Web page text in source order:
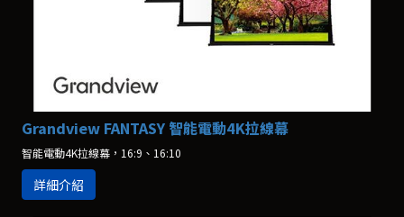
Grandview FANTASY 智能電動4K拉線幕
智能電動4K拉線幕，16:9、16:10
詳細介紹